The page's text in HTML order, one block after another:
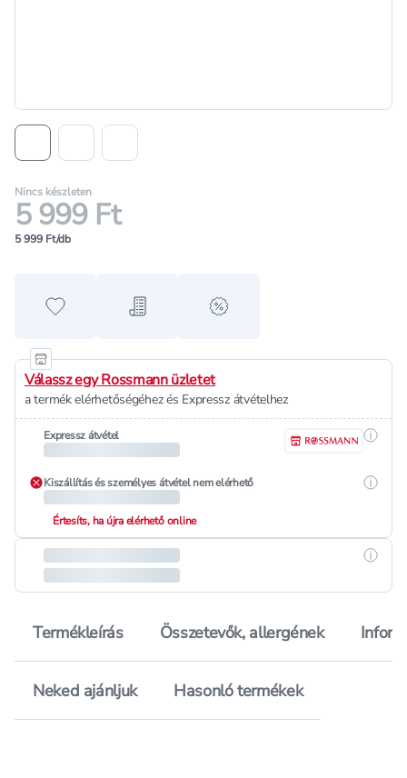
Nincs készleten
5 999 Ft
5 999 Ft/db
Hozzáadás a kedvencekhez
Hozzáadás a bevásárló listához
alert when on sale
Válassz egy Rossmann üzletet
a termék elérhetőségéhez és Expressz átvételhez
Expressz átvétel
Kiszállítás és személyes átvétel nem elérhető
Értesíts, ha újra elérhető online
Termékleírás Összetevők, allergének
Neked ajánljuk Hasonló termékek